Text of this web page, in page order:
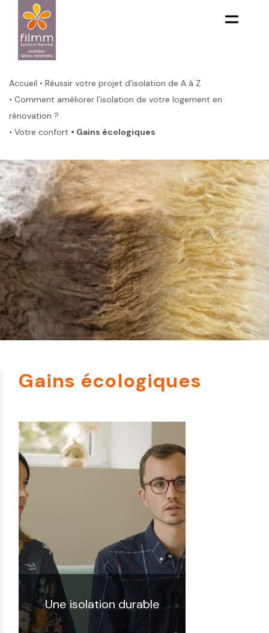
contenu
principal
Accueil • Réussir votre projet d’isolation de A à Z
• Comment améliorer l’isolation de votre logement en
rénovation ?
• Votre confort • Gains écologiques
Gains écologiques
Une isolation durable